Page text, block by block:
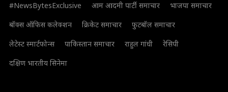
#NewsBytesExclusive
आम आदमी पार्टी समाचार
भाजपा समाचार
बॉक्स ऑफिस कलेक्शन
क्रिकेट समाचार
फुटबॉल समाचार
लेटेस्ट स्मार्टफोन्स
पाकिस्तान समाचार राहुल गांधी
रेसिपी
दक्षिण भारतीय सिनेमा